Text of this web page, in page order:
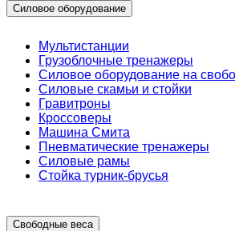
Силовое оборудование
Мультистанции
Грузоблочные тренажеры
Силовое оборудование на
Силовые скамьи и стойки
Гравитроны
Кроссоверы
Машина Смита
Пневматические тренажеры
Силовые рамы
Стойка турник-брусья
Свободные веса